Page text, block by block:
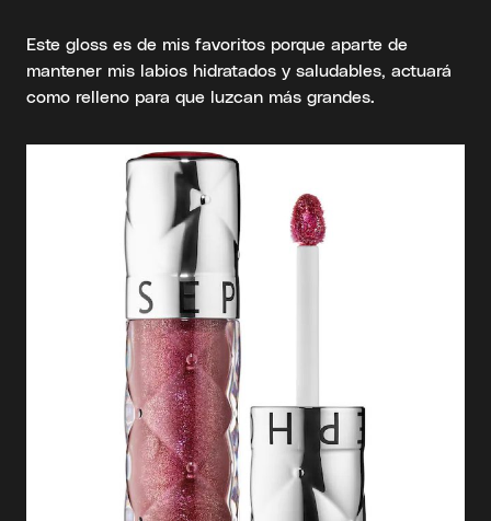
Este gloss es de mis favoritos porque aparte de
mantener mis labios hidratados y saludables, actuará
como relleno para que luzcan más grandes.